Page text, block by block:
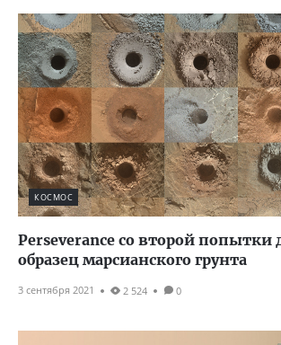
КОСМОС
Perseverance со второй попытки
образец марсианского грунта
3 сентября 2021 2 524 0